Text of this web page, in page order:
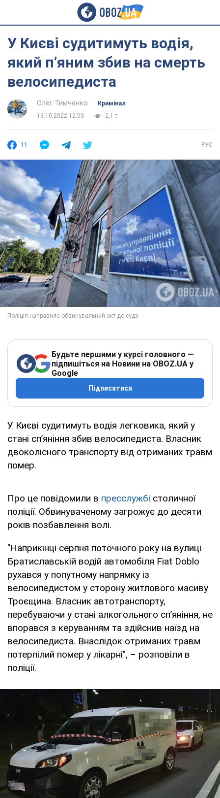
У Києві судитимуть водія,
який п’яним збив на смерть
велосипедиста
Олег Тимченко
Кримінал
13.10.2022 12:00
2,1 т.
11 РУС
Будьте першими у курсі головного —
підпишіться на Новини на OBOZ.UA у
Google
Підписатися
У Києві судитимуть водія легковика, який у
стані сп’яніння збив велосипедиста. Власник
двоколісного транспорту від отриманих травм
помер.
Про це повідомили в пресслужбі столичної
поліції. Обвинуваченому загрожує до десяти
років позбавлення волі.
"Наприкінці серпня поточного року на вулиці
Братиславській водій автомобіля Fiat Doblo
рухався у попутному напрямку із
велосипедистом у сторону житлового масиву
Троєщина. Власник автотранспорту,
перебуваючи у стані алкогольного сп’яніння, не
впорався з керуванням та здійснив наїзд на
велосипедиста. Внаслідок отриманих травм
потерпілий помер у лікарні", – розповіли в
поліції.